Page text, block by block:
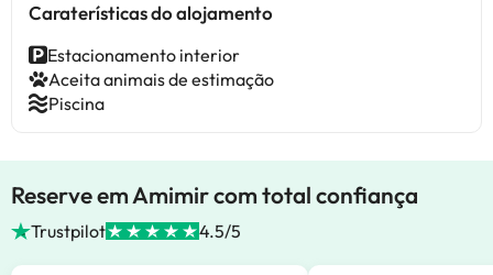
Caraterísticas do alojamento
Estacionamento interior
Aceita animais de estimação
Piscina
Reserve em Amimir com total confiança
Trustpilot 4.5/5